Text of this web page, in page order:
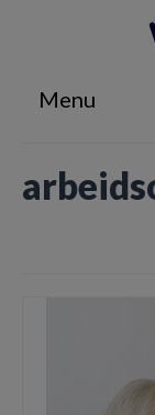
Menu